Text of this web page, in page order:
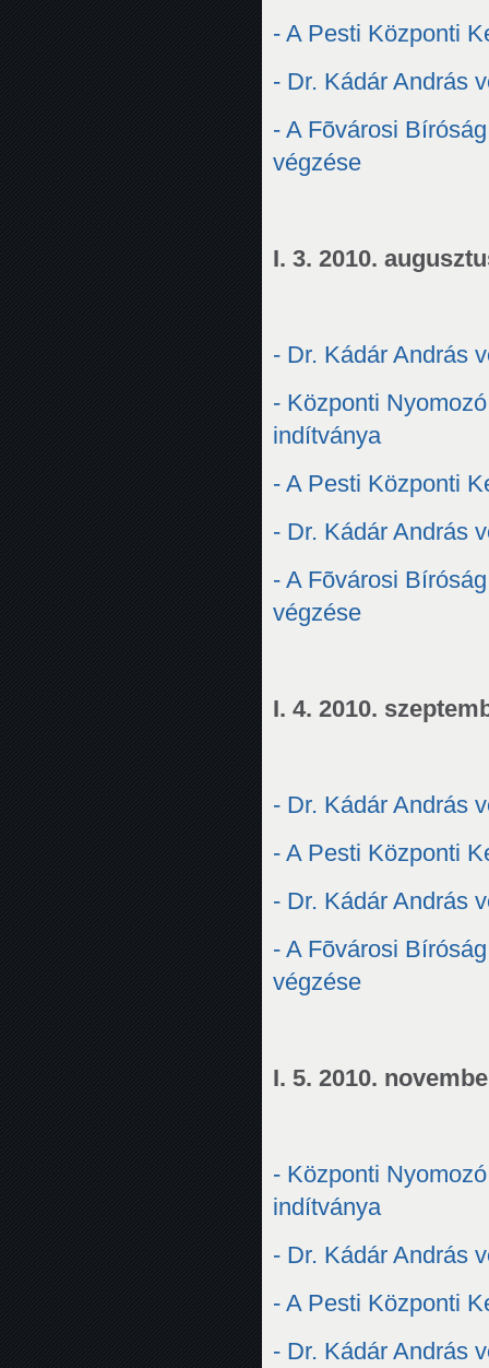
- A Pesti Központi
- Dr. Kádár András
- A Fõvárosi
végzése
I. 3. 2010.
- Dr. Kádár András
- Központi
indítványa
- A Pesti Központi
- Dr. Kádár András
- A Fõvárosi
végzése
I. 4. 2010.
- Dr. Kádár András
- A Pesti Központi
- Dr. Kádár András
- A Fõvárosi
végzése
I. 5. 2010.
- Központi
indítványa
- Dr. Kádár András
- A Pesti Központi
- Dr. Kádár András